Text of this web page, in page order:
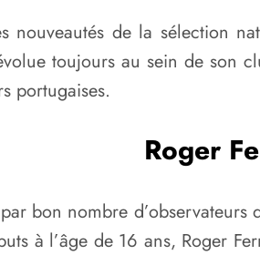
nouveautés de la sélection
toujours au sein de son
portugaises.
Roger
bon nombre
à l’âge de 16 ans, Roger